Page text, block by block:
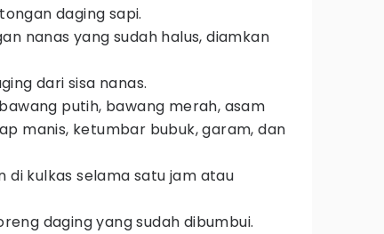
daging sapi.
nanas yang sudah halus, diamkan
dari sisa nanas.
putih, bawang merah, asam
manis, ketumbar bubuk, garam, dan
di kulkas selama satu jam atau
daging yang sudah dibumbui.